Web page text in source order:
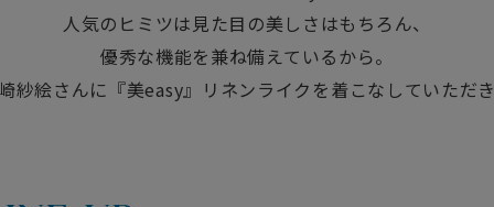
人気のヒミツは見た目の美しさはもちろん、
優秀な機能を兼ね備えているから。
紗絵さんに『美easy』リネンライクを着こなしていただ